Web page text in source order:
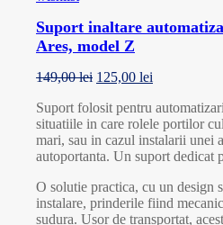
Suport inaltare
Ares, model Z
149,00lei 125,00 lei
Suport folosit pentru
situatiile in care rolele portilor
mari, sau in cazul instalarii unei
autoportanta. Un suport dedicat
O solutie practica, cu un design
instalare, prinderile fiind
sudura. Usor de transportat,